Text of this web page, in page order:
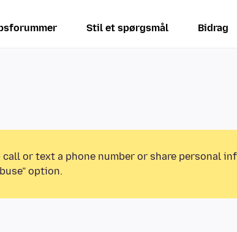
Stil et spørgsmål Bidrag
or text a phone number or share personal
option.